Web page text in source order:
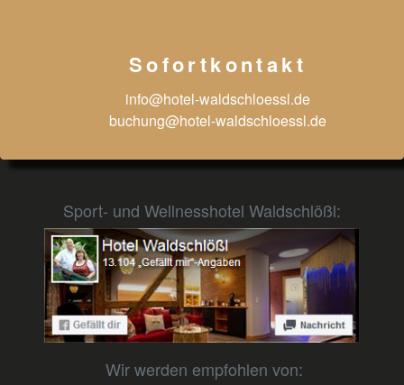
Sofortkontakt
info@hotel-waldschloessl.de
buchung@hotel-waldschloessl.de
Sport- und Wellnesshotel Waldschlößl:
Wir werden empfohlen von: